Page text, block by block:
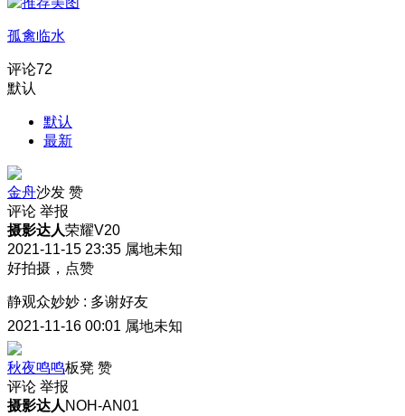
孤禽临水
评论72
默认
默认
最新
金舟沙发 赞
评论 举报
摄影达人荣耀V20
2021-11-15 23:35 属地未知
好拍摄，点赞
静观众妙妙 : 多谢好友
2021-11-16 00:01 属地未知
秋夜鸣鸣板凳 赞
评论 举报
摄影达人 NOH-AN01